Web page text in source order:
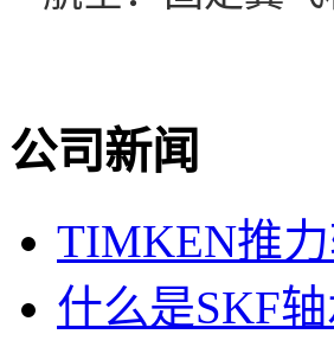
公司新闻
TIMKEN推
什么是SKF